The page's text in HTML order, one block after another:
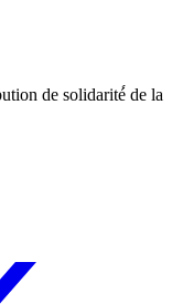
de solidarité́ de la